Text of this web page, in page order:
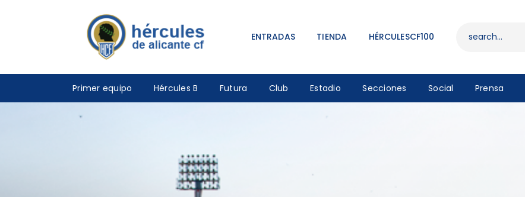
ENTRADAS TIENDA HÉRCULESCF100
Primer equipo Hércules B Futura Club Estadio Secciones Social Prensa
TIENDA